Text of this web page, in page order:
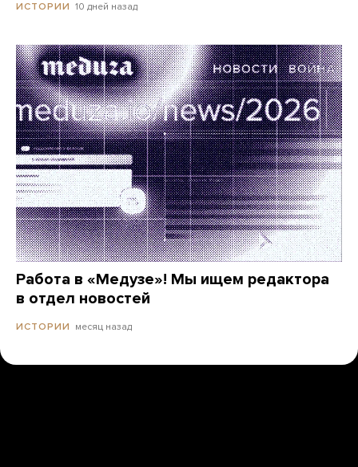
ИСТОРИИ 10 дней назад
Работа в «Медузе»! Мы ищем редактора
в отдел новостей
ИСТОРИИ месяц назад